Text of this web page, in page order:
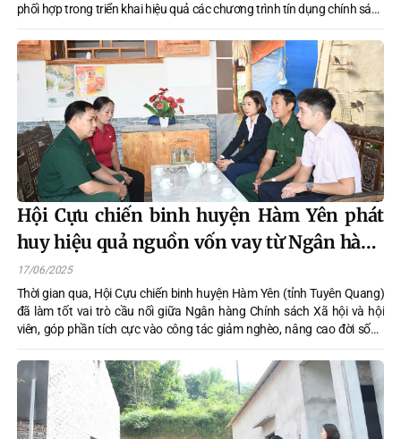
phối hợp trong triển khai hiệu quả các chương trình tín dụng chính sách
trên địa bàn. Qua đó, góp phần tích cực vào công tác giảm nghèo, tạo
việc làm, bảo đảm an sinh xã hội và phát triển kinh tế - xã hội của
huyện.
Hội Cựu chiến binh huyện Hàm Yên phát
huy hiệu quả nguồn vốn vay từ Ngân hàng
Chính sách Xã hội
17/06/2025
Thời gian qua, Hội Cựu chiến binh huyện Hàm Yên (tỉnh Tuyên Quang)
đã làm tốt vai trò cầu nối giữa Ngân hàng Chính sách Xã hội và hội
viên, góp phần tích cực vào công tác giảm nghèo, nâng cao đời sống
cho hội viên cựu chiến binh.